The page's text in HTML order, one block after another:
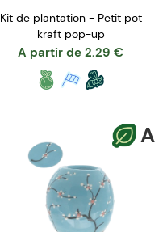
Kit de plantation - Petit pot
kraft pop-up
A partir de 2.29 €
A